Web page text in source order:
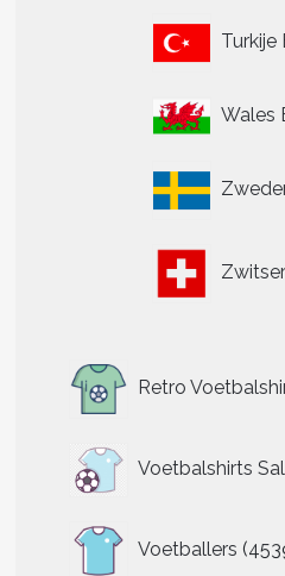
Turkije
Wales
Retro
Voetbalshirts
Voetballers